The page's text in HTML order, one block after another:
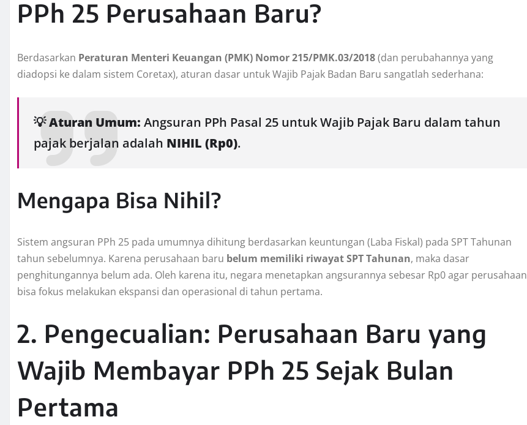
PPh 25 Perusahaan Baru?
Berdasarkan Peraturan Menteri Keuangan (PMK) Nomor 215/PMK.03/2018(dan perubahannya yang
diadopsi ke dalam sistem Coretax), aturan dasar untuk Wajib Pajak Badan Baru sangatlah sederhana:
💡Aturan Umum: Angsuran PPh Pasal 25 untuk Wajib Pajak Baru dalam tahun
pajak berjalan adalah NIHIL (Rp0).
Mengapa Bisa Nihil?
Sistem angsuran PPh 25 pada umumnya dihitung berdasarkan keuntungan (Laba Fiskal) pada SPT Tahunan
tahun sebelumnya. Karena perusahaan baru belum memiliki riwayat SPT Tahunan, maka dasar
penghitungannya belum ada. Oleh karena itu, negara menetapkan angsurannya sebesar Rp0 agar perusahaan
bisa fokus melakukan ekspansi dan operasional di tahun pertama.
2. Pengecualian: Perusahaan Baru yang
Wajib Membayar PPh 25 Sejak Bulan
Pertama